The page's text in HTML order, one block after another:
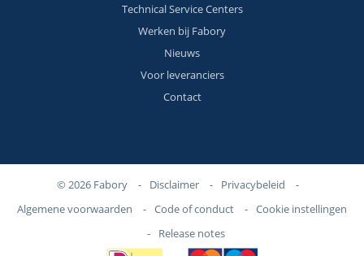
Technical Service Centers
Werken bij Fabory
Nieuws
Voor leveranciers
Contact
© 2026 Fabory - Disclaimer - Privacybeleid
-
Algemene voorwaarden
- Code of conduct - Cookie instellingen
-
Release notes